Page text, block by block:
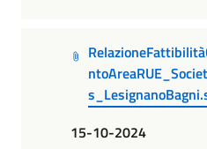
15-10-2024